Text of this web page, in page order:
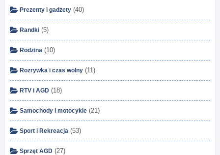
Prezenty i gadżety (40)
Randki (5)
Rodzina (10)
Rozrywka i czas wolny (11)
RTV i AGD (18)
Samochody i motocykle (21)
Sport i Rekreacja (53)
Sprzęt AGD (27)